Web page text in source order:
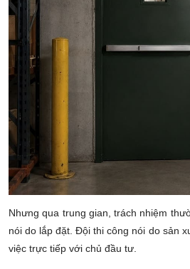
Nhưng qua trung gian, trách nhiệm
nói do lắp đặt. Đội thi công nói do sản
việc trực tiếp với chủ đầu tư.